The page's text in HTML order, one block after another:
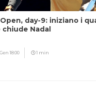
day-9: iniziano i
chiude Nadal
18:00 1 min